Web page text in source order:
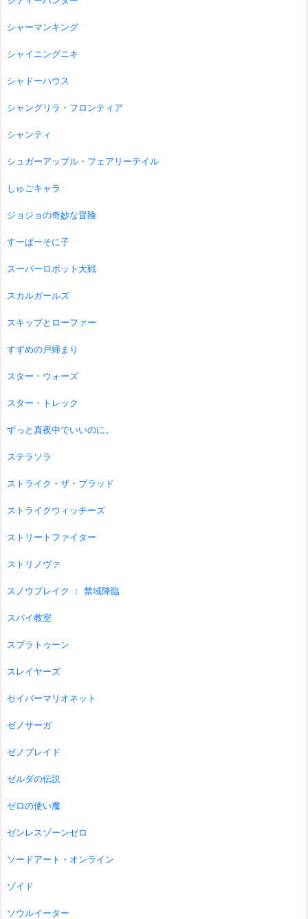
シャーマンキング
シャイニングニキ
シャドーハウス
シャングリラ・フロンティア
シャンティ
シュガーアップル・フェアリーテイル
しゅごキャラ
ジョジョの奇妙な冒険
すーぱーそに子
スーパーロボット大戦
スカルガールズ
スキップとローファー
すずめの戸締まり
スター・ウォーズ
スター・トレック
ずっと真夜中でいいのに。
ステラソラ
ストライク・ザ・ブラッド
ストライクウィッチーズ
ストリートファイター
ストリノヴァ
スノウブレイク ： 禁域降臨
スパイ教室
スプラトゥーン
スレイヤーズ
セイバーマリオネット
ゼノサーガ
ゼノブレイド
ゼルダの伝説
ゼロの使い魔
ゼンレスゾーンゼロ
ソードアート・オンライン
ゾイド
ソウルイーター